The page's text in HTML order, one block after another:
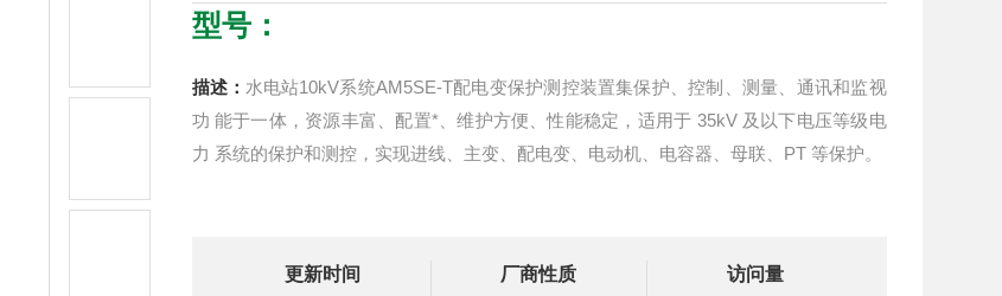
型号：
描述： 水电站10kV系统AM5SE-T配电变保护测控装置集保护、控制、测量、通讯和监视
功 能于一体，资源丰富、配置*、维护方便、性能稳定，适用于 35kV 及以下电压等级电
力 系统的保护和测控，实现进线、主变、配电变、电动机、电容器、母联、PT 等保护。
更新时间 厂商性质 访问量